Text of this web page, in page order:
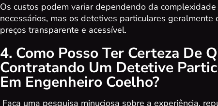
Os custos podem variar dependendo da
necessários, mas os detetives particulares geralmente
preços transparente e acessível.
4. Como Posso Ter Certeza De
Contratando Um Detetive
Em Engenheiro Coelho?
Faça uma pesquisa minuciosa sobre a experiência,